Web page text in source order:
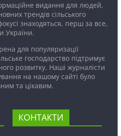
видання для людей,
трендів сільського
знаходяться, перш за все,
України.
для популяризації
господарство підтримує
розвитку. Наші журналісти
на нашому сайті було
та цікавим.
КОНТАКТИ